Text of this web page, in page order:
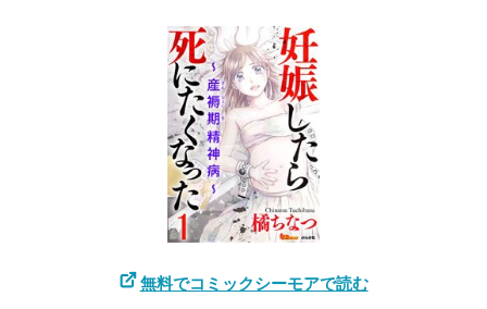
無料でコミックシーモアで読む